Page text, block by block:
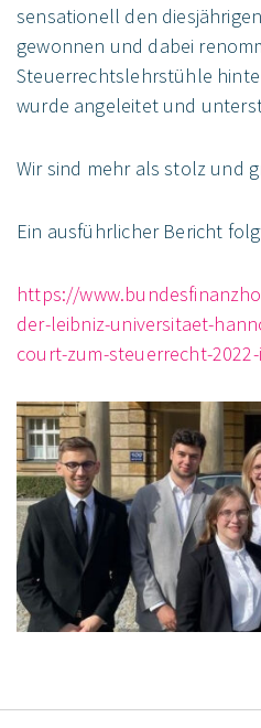
sensationell den
gewonnen und dabei
Steuerrechtslehrstühle
wurde angeleitet und
Wir sind mehr als stolz und
Ein ausführlicher Bericht
https://
der-leibniz-universitaet-
court-zum-steuerrecht-